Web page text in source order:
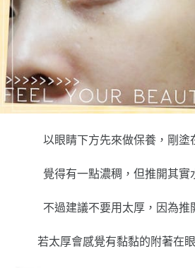
以眼睛下方先來做保養，剛塗
覺得有一點濃稠，但推開其實
不過建議不要用太厚，因為推
若太厚會感覺有黏黏的附著在